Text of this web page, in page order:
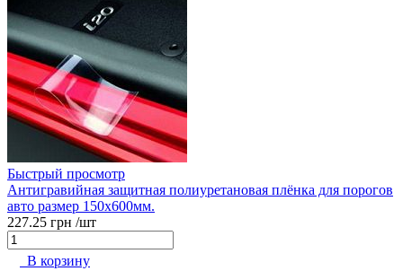
Быстрый просмотр
Антигравийная защитная полиуретановая плёнка для порогов
авто размер 150x600мм.
227.25 грн /шт
В корзину